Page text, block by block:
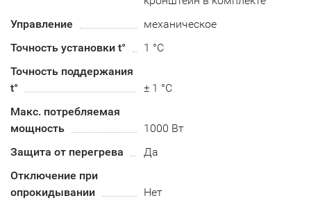
Управление
механическое
Точность установки t°
1 °C
Точность поддержания
t°
± 1 °C
Макс. потребляемая
мощность
1000 Вт
Защита от перегрева
Да
Отключение при
опрокидывании
Нет